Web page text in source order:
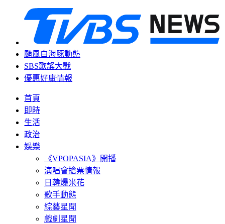
颱風白海豚動態
SBS歌謠大戰
優惠好康情報
首頁
即時
生活
政治
娛樂
《VPOPASIA》開播
演唱會搶票情報
日韓爆米花
歌手動態
綜藝星聞
戲劇星聞